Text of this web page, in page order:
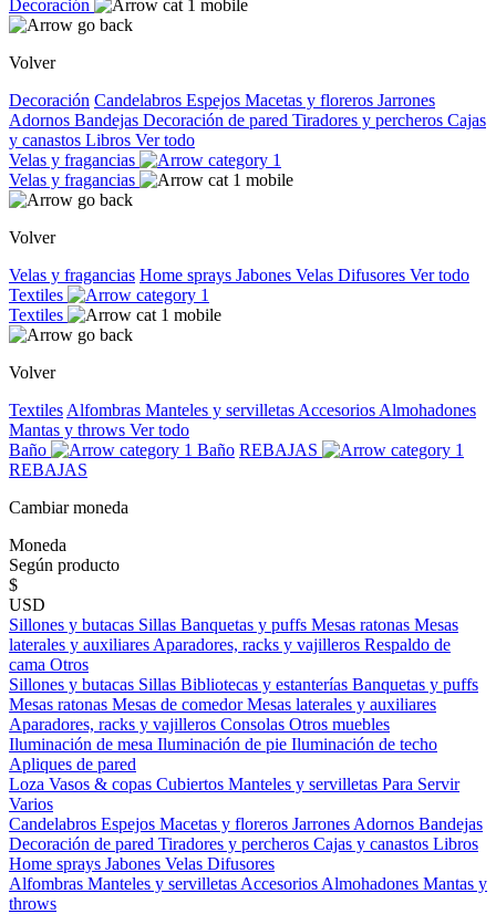
Decoración
Volver
Decoración Candelabros Espejos Macetas y floreros Jarrones
Adornos Bandejas Decoración de pared Tiradores y percheros Cajas
y canastos Libros Ver todo
Velas y fragancias
Velas y fragancias
Volver
Velas y fragancias Home sprays Jabones Velas Difusores Ver todo
Textiles
Textiles
Volver
Textiles Alfombras Manteles y servilletas Accesorios Almohadones
Mantas y throws Ver todo
Baño
Baño REBAJAS
REBAJAS
Cambiar moneda
Moneda
Según producto
$
USD
Sillones y butacas Sillas Banquetas y puffs Mesas ratonas Mesas
laterales y auxiliares Aparadores, racks y vajilleros Respaldo de
cama Otros
Sillones y butacas Sillas Bibliotecas y estanterías Banquetas y puffs
Mesas ratonas Mesas de comedorMesas laterales y auxiliares
Aparadores, racks y vajilleros Consolas Otros muebles
Iluminación de mesa Iluminación de pie Iluminación de techo
Apliques de pared
Loza Vasos & copas Cubiertos Manteles y servilletas Para Servir
Varios
Candelabros Espejos Macetas y floreros Jarrones Adornos Bandejas
Decoración de pared Tiradores y percheros Cajas y canastos Libros
Home sprays Jabones Velas Difusores
Alfombras Manteles y servilletas Accesorios Almohadones Mantas y
throws